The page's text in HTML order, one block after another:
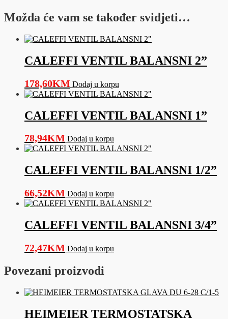
Možda će vam se također svidjeti…
CALEFFI VENTIL BALANSNI 2”
178,60KM Dodaj u korpu
CALEFFI VENTIL BALANSNI 1”
78,94KM Dodaj u korpu
CALEFFI VENTIL BALANSNI 1/2”
66,52KM Dodaj u korpu
CALEFFI VENTIL BALANSNI 3/4”
72,47KM Dodaj u korpu
Povezani proizvodi
HEIMEIER TERMOSTATSKA